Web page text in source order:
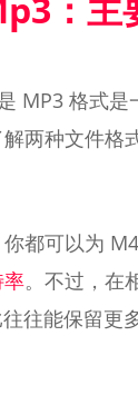
MP3 格式是
两种文件格
都可以为
。不过，在
往能保留更